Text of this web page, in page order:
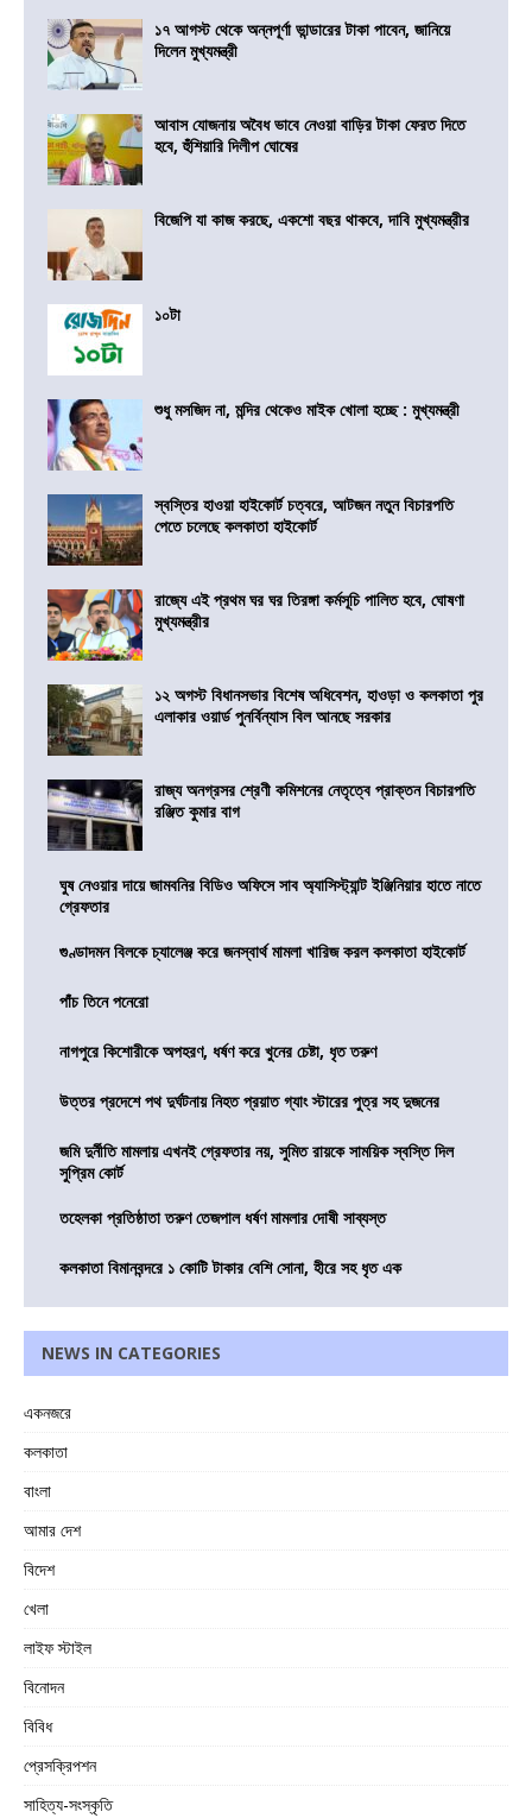
১৭ আগস্ট থেকে অন্নপূর্ণা ভান্ডারের টাকা পাবেন, জানিয়ে
দিলেন মুখ্যমন্ত্রী
আবাস যোজনায় অবৈধ ভাবে নেওয়া বাড়ির টাকা ফেরত দিতে
হবে, হুঁশিয়ারি দিলীপ ঘোষের
বিজেপি যা কাজ করছে, একশো বছর থাকবে, দাবি মুখ্যমন্ত্রীর
১০টা
শুধু মসজিদ না, মন্দির থেকেও মাইক খোলা হচ্ছে : মুখ্যমন্ত্রী
স্বস্তির হাওয়া হাইকোর্ট চত্বরে, আটজন নতুন বিচারপতি
পেতে চলেছে কলকাতা হাইকোর্ট
রাজ্যে এই প্রথম ঘর ঘর তিরঙ্গা কর্মসূচি পালিত হবে, ঘোষণা
মুখ্যমন্ত্রীর
১২ অগস্ট বিধানসভার বিশেষ অধিবেশন, হাওড়া ও কলকাতা পুর
এলাকার ওয়ার্ড পুনর্বিন্যাস বিল আনছে সরকার
রাজ্য অনগ্রসর শ্রেণী কমিশনের নেতৃত্বে প্রাক্তন বিচারপতি
রঞ্জিত কুমার বাগ
ঘুষ নেওয়ার দায়ে জামবনির বিডিও অফিসে সাব অ্যাসিস্ট্যান্ট ইঞ্জিনিয়ার হাতে নাতে
গ্রেফতার
গুণ্ডাদমন বিলকে চ্যালেঞ্জ করে জনস্বার্থ মামলা খারিজ করল কলকাতা হাইকোর্ট
পাঁচ তিনে পনেরো
নাগপুরে কিশোরীকে অপহরণ, ধর্ষণ করে খুনের চেষ্টা, ধৃত তরুণ
উত্তর প্রদেশে পথ দুর্ঘটনায় নিহত প্রয়াত গ্যাং স্টারের পুত্র সহ দুজনের
জমি দুর্নীতি মামলায় এখনই গ্রেফতার নয়, সুমিত রায়কে সাময়িক স্বস্তি দিল
সুপ্রিম কোর্ট
তহেলকা প্রতিষ্ঠাতা তরুণ তেজপাল ধর্ষণ মামলার দোষী সাব্যস্ত
কলকাতা বিমানবন্দরে ১ কোটি টাকার বেশি সোনা, হীরে সহ ধৃত এক
NEWS IN CATEGORIES
একনজরে
কলকাতা
বাংলা
আমার দেশ
বিদেশ
খেলা
লাইফ স্টাইল
বিনোদন
বিবিধ
প্রেসক্রিপশন
সাহিত্য-সংস্কৃতি